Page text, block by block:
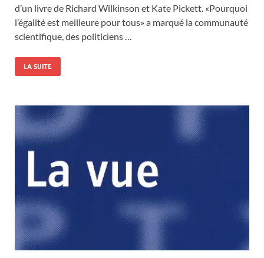
d’un livre de Richard Wilkinson et Kate Pickett. «Pourquoi
l’égalité est meilleure pour tous» a marqué la communauté
scientifique, des politiciens …
LA SUITE